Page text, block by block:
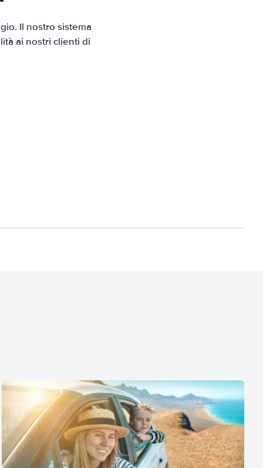
Il nostro sistema
ai nostri clienti di